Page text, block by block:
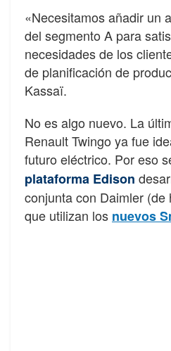
«Necesitamos añadir un
del segmento A para
necesidades de los
de planificación de
Kassaï.
No es algo nuevo. La
Renault Twingo ya fue
futuro eléctrico. Por eso
plataforma Edison
conjunta con Daimler
que utilizan los nuevos